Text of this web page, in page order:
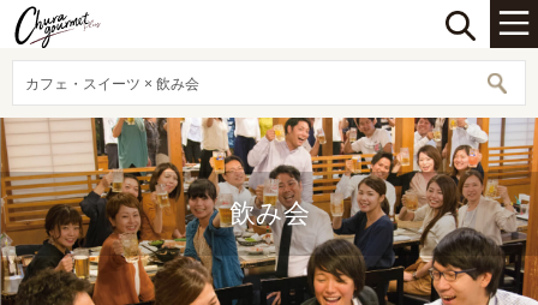
カフェ・スイーツ × 飲み会
飲み会